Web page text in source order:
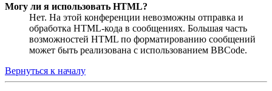
Могу ли я использовать HTML?
Нет. На этой конференции невозможны отправка и
обработка HTML-кода в сообщениях. Большая часть
возможностей HTML по форматированию сообщений
может быть реализована с использованием BBCode.
Вернуться к началу